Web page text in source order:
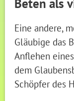
Beten als
Eine andere,
Gläubige das
Anflehen
dem
Schöpfer des